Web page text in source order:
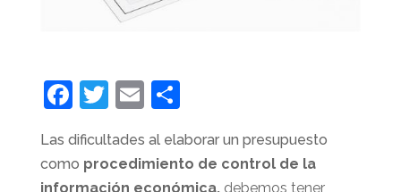
F
c
e
T
itt
er
E
ai
l
C
m
p
Las dificultades al elaborar un presupuesto
como procedimiento de control de la
información económica, debemos tener